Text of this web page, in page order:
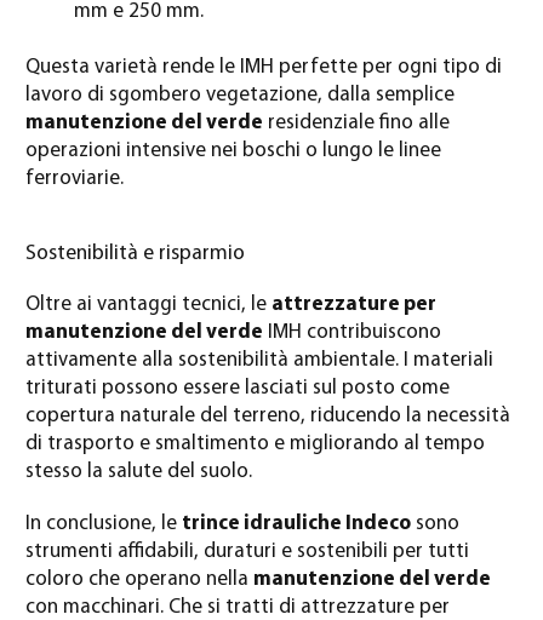
mm e 250 mm.
Questa varietà rende le IMH perfette per ogni tipo di
lavoro di sgombero vegetazione, dalla semplice
manutenzione del verde residenziale fino alle
operazioni intensive nei boschi o lungo le linee
ferroviarie.
Sostenibilità e risparmio
Oltre ai vantaggi tecnici, le attrezzature per
manutenzione del verde IMH contribuiscono
attivamente alla sostenibilità ambientale. I materiali
triturati possono essere lasciati sul posto come
copertura naturale del terreno, riducendo la necessità
di trasporto e smaltimento e migliorando al tempo
stesso la salute del suolo.
In conclusione, le trince idrauliche Indeco sono
strumenti affidabili, duraturi e sostenibili per tutti
coloro che operano nella manutenzione del verde
con macchinari. Che si tratti di attrezzature per